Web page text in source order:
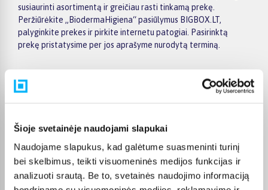
Šioje svetainėje naudojami slapukai
Naudojame slapukus, kad galėtume suasmeninti turinį
bei skelbimus, teikti visuomeninės medijos funkcijas ir
analizuoti srautą. Be to, svetainės naudojimo informaciją
susiaurinti asortimentą ir greičiau rasti tinkamą prekę.
Peržiūrėkite „BiodermaHigiena“ pasiūlymus BIGBOX.LT,
palyginkite prekes ir pirkite internetu patogiai. Pasirinktą
prekę pristatysime per jos aprašyme nurodytą terminą.
Laima M.
Patvirtintas pirkėjas
👍